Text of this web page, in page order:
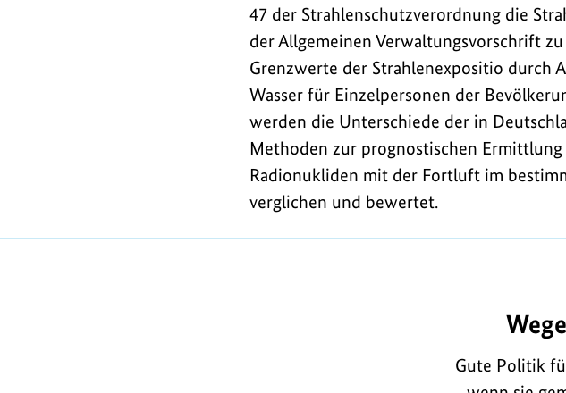
47 der Strahlenschutzverordnung die
der Allgemeinen Verwaltungsvorschrift zu
Grenzwerte der Strahlenexpositio
Wasser für Einzelpersonen der
werden die Unterschiede der in
Methoden zur prognostischen
Radionukliden mit der Fortluft im
verglichen und bewertet.
Gute Politik